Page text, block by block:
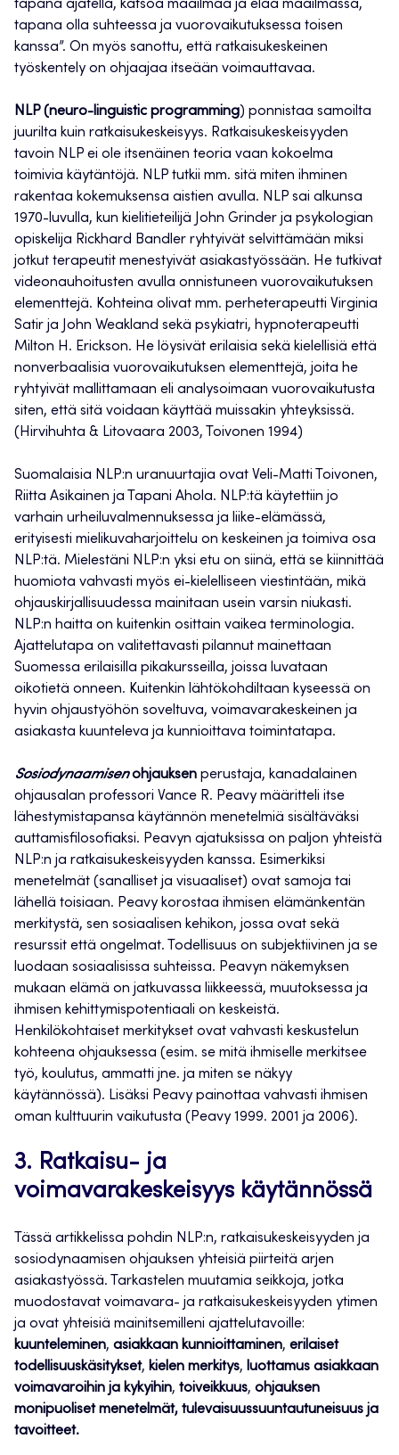
tapana ajatella, katsoa maailmaa ja elää maailmassa,
tapana olla suhteessa ja vuorovaikutuksessa toisen
kanssa”. On myös sanottu, että ratkaisukeskeinen
työskentely on ohjaajaa itseään voimauttavaa.
NLP (neuro-linguistic programming) ponnistaa samoilta
juurilta kuin ratkaisukeskeisyys. Ratkaisukeskeisyyden
tavoin NLP ei ole itsenäinen teoria vaan kokoelma
toimivia käytäntöjä. NLP tutkii mm. sitä miten ihminen
rakentaa kokemuksensa aistien avulla. NLP sai alkunsa
1970-luvulla, kun kielitieteilijä John Grinder ja psykologian
opiskelija Rickhard Bandler ryhtyivät selvittämään miksi
jotkut terapeutit menestyivät asiakastyössään. He tutkivat
videonauhoitusten avulla onnistuneen vuorovaikutuksen
elementtejä. Kohteina olivat mm. perheterapeutti Virginia
Satir ja John Weakland sekä psykiatri, hypnoterapeutti
Milton H. Erickson. He löysivät erilaisia sekä kielellisiä että
nonverbaalisia vuorovaikutuksen elementtejä, joita he
ryhtyivät mallittamaan eli analysoimaan vuorovaikutusta
siten, että sitä voidaan käyttää muissakin yhteyksissä.
(Hirvihuhta & Litovaara 2003, Toivonen 1994)
Suomalaisia NLP:n uranuurtajia ovat Veli-Matti Toivonen,
Riitta Asikainen ja Tapani Ahola. NLP:tä käytettiin jo
varhain urheiluvalmennuksessa ja liike-elämässä,
erityisesti mielikuvaharjoittelu on keskeinen ja toimiva osa
NLP:tä. Mielestäni NLP:n yksi etu on siinä, että se kiinnittää
huomiota vahvasti myös ei-kielelliseen viestintään, mikä
ohjauskirjallisuudessa mainitaan usein varsin niukasti.
NLP:n haitta on kuitenkin osittain vaikea terminologia.
Ajattelutapa on valitettavasti pilannut mainettaan
Suomessa erilaisilla pikakursseilla, joissa luvataan
oikotietä onneen. Kuitenkin lähtökohdiltaan kyseessä on
hyvin ohjaustyöhön soveltuva, voimavarakeskeinen ja
asiakasta kuunteleva ja kunnioittava toimintatapa.
Sosiodynaamisenohjauksen perustaja, kanadalainen
ohjausalan professori Vance R. Peavy määritteli itse
lähestymistapansa käytännön menetelmiä sisältäväksi
auttamisfilosofiaksi. Peavyn ajatuksissa on paljon yhteistä
NLP:n ja ratkaisukeskeisyyden kanssa. Esimerkiksi
menetelmät (sanalliset ja visuaaliset) ovat samoja tai
lähellä toisiaan. Peavy korostaa ihmisen elämänkentän
merkitystä, sen sosiaalisen kehikon, jossa ovat sekä
resurssit että ongelmat. Todellisuus on subjektiivinen ja se
luodaan sosiaalisissa suhteissa. Peavyn näkemyksen
mukaan elämä on jatkuvassa liikkeessä, muutoksessa ja
ihmisen kehittymispotentiaali on keskeistä.
Henkilökohtaiset merkitykset ovat vahvasti keskustelun
kohteena ohjauksessa (esim. se mitä ihmiselle merkitsee
työ, koulutus, ammatti jne. ja miten se näkyy
käytännössä). Lisäksi Peavy painottaa vahvasti ihmisen
oman kulttuurin vaikutusta (Peavy 1999. 2001 ja 2006).
3. Ratkaisu- ja
voimavarakeskeisyys käytännössä
Tässä artikkelissa pohdin NLP:n, ratkaisukeskeisyyden ja
sosiodynaamisen ohjauksen yhteisiä piirteitä arjen
asiakastyössä. Tarkastelen muutamia seikkoja, jotka
muodostavat voimavara- ja ratkaisukeskeisyyden ytimen
ja ovat yhteisiä mainitsemilleni ajattelutavoille:
kuunteleminen, asiakkaan kunnioittaminen, erilaiset
todellisuuskäsitykset, kielen merkitys, luottamus asiakkaan
voimavaroihin ja kykyihin, toiveikkuus, ohjauksen
monipuoliset menetelmät, tulevaisuussuuntautuneisuus ja
tavoitteet.